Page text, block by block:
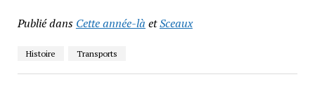
Publié dans Cette année-là etSceaux
Histoire Transports